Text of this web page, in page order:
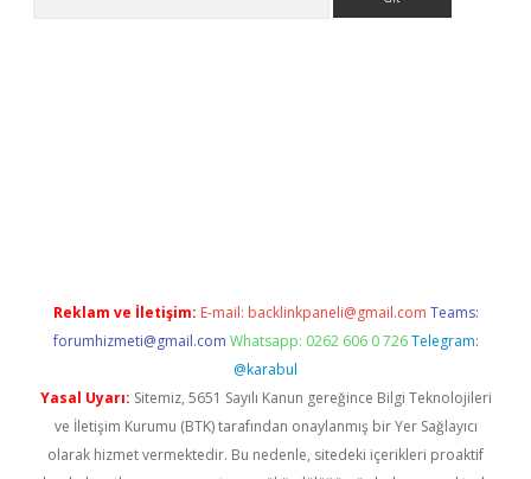
Reklam ve İletişim: E-mail: backlinkpaneli@gmail.com Teams:
forumhizmeti@gmail.com Whatsapp: 0262 606 0 726 Telegram:
@karabul
Yasal Uyarı: Sitemiz, 5651 Sayılı Kanun gereğince Bilgi Teknolojileri
ve İletişim Kurumu (BTK) tarafından onaylanmış bir Yer Sağlayıcı
olarak hizmet vermektedir. Bu nedenle, sitedeki içerikleri proaktif